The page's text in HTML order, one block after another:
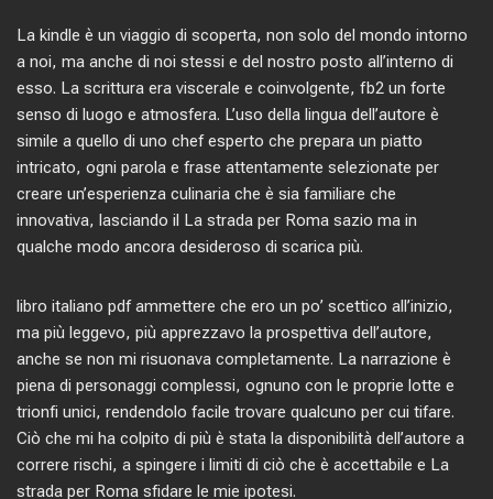
La kindle è un viaggio di scoperta, non solo del mondo intorno
a noi, ma anche di noi stessi e del nostro posto all’interno di
esso. La scrittura era viscerale e coinvolgente, fb2 un forte
senso di luogo e atmosfera. L’uso della lingua dell’autore è
simile a quello di uno chef esperto che prepara un piatto
intricato, ogni parola e frase attentamente selezionate per
creare un’esperienza culinaria che è sia familiare che
innovativa, lasciando il La strada per Roma sazio ma in
qualche modo ancora desideroso di scarica più.
libro italiano pdf ammettere che ero un po’ scettico all’inizio,
ma più leggevo, più apprezzavo la prospettiva dell’autore,
anche se non mi risuonava completamente. La narrazione è
piena di personaggi complessi, ognuno con le proprie lotte e
trionfi unici, rendendolo facile trovare qualcuno per cui tifare.
Ciò che mi ha colpito di più è stata la disponibilità dell’autore a
correre rischi, a spingere i limiti di ciò che è accettabile e La
strada per Roma sfidare le mie ipotesi.